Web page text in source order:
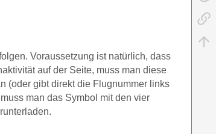
Voraussetzung ist natürlich, dass
auf der Seite, muss man diese
(oder gibt direkt die Flugnummer links
man das Symbol mit den vier